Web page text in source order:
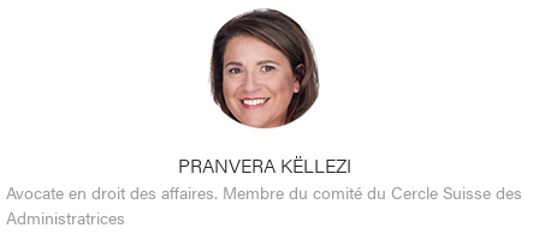
PRANVERA KËLLEZI
Avocate en droit des affaires. Membre du comité du Cercle Suisse des
Administratrices